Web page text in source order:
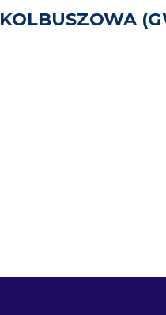
KOLBUSZOWA